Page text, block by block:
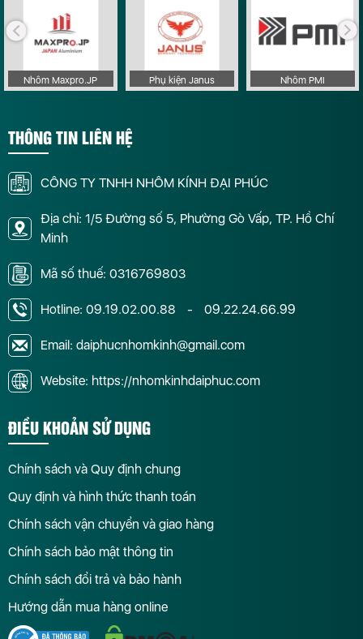
Nhôm Maxpro.JP Phụ kiện Janus Nhôm PMI
THÔNG TIN LIÊN HỆ
CÔNG TY TNHH NHÔM KÍNH ĐẠI PHÚC
Địa chỉ: 1/5 Đường số 5, Phường Gò Vấp, TP. Hồ Chí
Minh
Mã số thuế: 0316769803
Hotline: 09.19.02.00.88 - 09.22.24.66.99
Email: daiphucnhomkinh@gmail.com
Website: https://nhomkinhdaiphuc.com
ĐIỀU KHOẢN SỬ DỤNG
Chính sách và Quy định chung
Quy định và hình thức thanh toán
Chính sách vận chuyển và giao hàng
Chính sách bảo mật thông tin
Chính sách đổi trả và bảo hành
Hướng dẫn mua hàng online